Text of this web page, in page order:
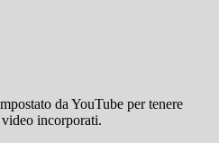
da YouTube per tenere
incorporati.